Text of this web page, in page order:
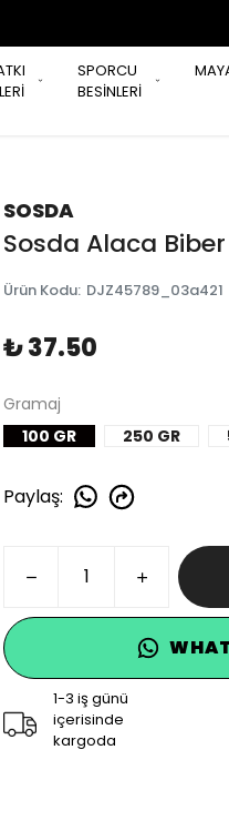
SPORCU
BESİNLERİ
SOSDA
Sosda Alaca Biber
Ürün Kodu: DJZ45789_03a421
₺ 37.50
Gramaj
100 GR
250 GR
Paylaş:
1-3 iş günü
içerisinde
kargoda